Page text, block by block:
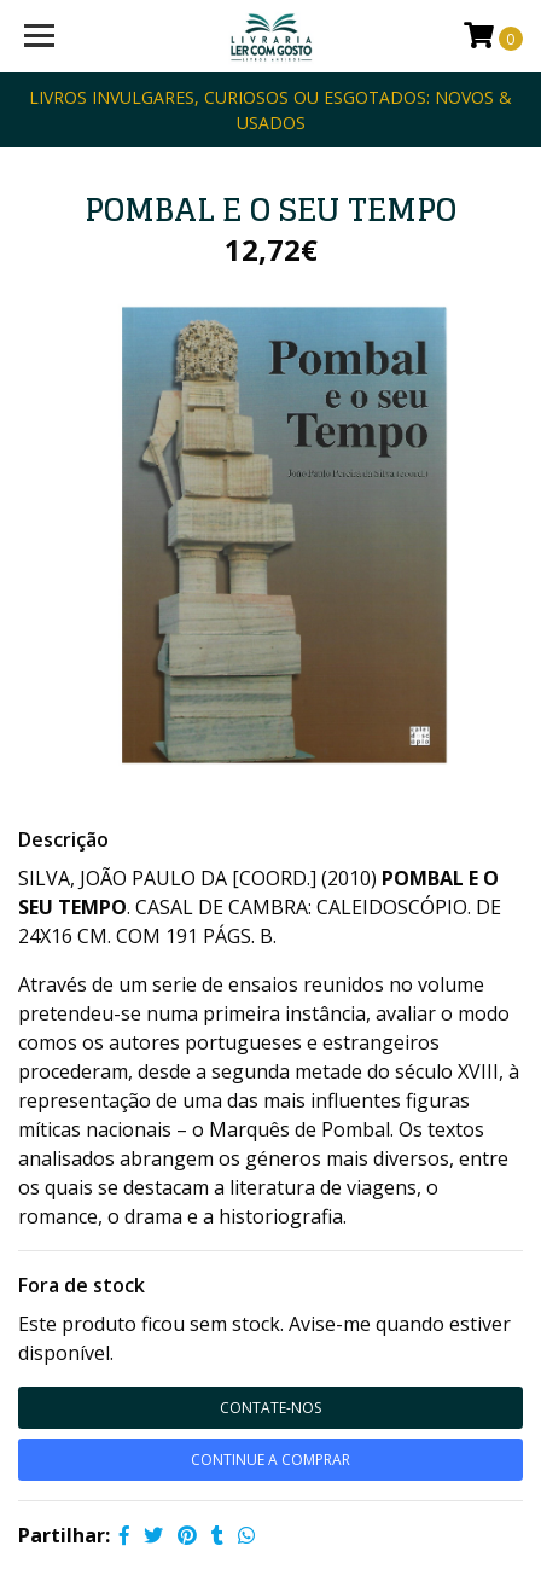
LIVROS INVULGARES, CURIOSOS OU ESGOTADOS: NOVOS &
USADOS
0
POMBAL E O SEU TEMPO
12,72€
Descrição
SILVA, JOÃO PAULO DA [COORD.] (2010) POMBAL E O
SEU TEMPO. CASAL DE CAMBRA: CALEIDOSCÓPIO. DE
24X16 CM. COM 191 PÁGS. B.
Através de um serie de ensaios reunidos no volume
pretendeu-se numa primeira instância, avaliar o modo
comos os autores portugueses e estrangeiros
procederam, desde a segunda metade do século XVIII, à
representação de uma das mais influentes figuras
míticas nacionais – o Marquês de Pombal. Os textos
analisados abrangem os géneros mais diversos, entre
os quais se destacam a literatura de viagens, o
romance, o drama e a historiografia.
Fora de stock
Este produto ficou sem stock. Avise-me quando estiver
disponível.
CONTATE-NOS
CONTINUE A COMPRAR
Partilhar: